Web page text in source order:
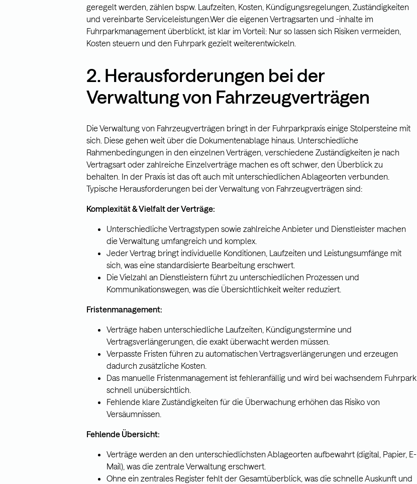
geregelt werden, zählen bspw. Laufzeiten, Kosten, Kündigungsregelungen, Zuständigkeiten
und vereinbarte Serviceleistungen.Wer die eigenen Vertragsarten und -inhalte im
Fuhrparkmanagement überblickt, ist klar im Vorteil: Nur so lassen sich Risiken vermeiden,
Kosten steuern und den Fuhrpark gezielt weiterentwickeln.
2. Herausforderungen bei der
Verwaltung von Fahrzeugverträgen
Die Verwaltung von Fahrzeugverträgen bringt in der Fuhrparkpraxis einige Stolpersteine mit
sich. Diese gehen weit über die Dokumentenablage hinaus. Unterschiedliche
Rahmenbedingungen in den einzelnen Verträgen, verschiedene Zuständigkeiten je nach
Vertragsart oder zahlreiche Einzelverträge machen es oft schwer, den Überblick zu
behalten. In der Praxis ist das oft auch mit unterschiedlichen Ablageorten verbunden.
Typische Herausforderungen bei der Verwaltung von Fahrzeugverträgen sind:
Komplexität & Vielfalt der Verträge:
Unterschiedliche Vertragstypen sowie zahlreiche Anbieter und Dienstleister machen
die Verwaltung umfangreich und komplex.
Jeder Vertrag bringt individuelle Konditionen, Laufzeiten und Leistungsumfänge mit
sich, was eine standardisierte Bearbeitung erschwert.
Die Vielzahl an Dienstleistern führt zu unterschiedlichen Prozessen und
Kommunikationswegen, was die Übersichtlichkeit weiter reduziert.
Fristenmanagement:
Verträge haben unterschiedliche Laufzeiten, Kündigungstermine und
Vertragsverlängerungen, die exakt überwacht werden müssen.
Verpasste Fristen führen zu automatischen Vertragsverlängerungen und erzeugen
dadurch zusätzliche Kosten.
Das manuelle Fristenmanagement ist fehleranfällig und wird bei wachsendem Fuhrpark
schnell unübersichtlich.
Fehlende klare Zuständigkeiten für die Überwachung erhöhen das Risiko von
Versäumnissen.
Fehlende Übersicht:
Verträge werden an den unterschiedlichsten Ablageorten aufbewahrt (digital, Papier, E-
Mail), was die zentrale Verwaltung erschwert.
Ohne ein zentrales Register fehlt der Gesamtüberblick, was die schnelle Auskunft und